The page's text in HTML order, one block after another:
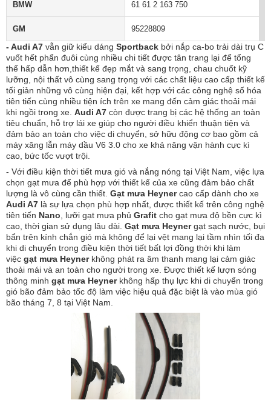
BMW 61 61 2 163 750
GM 95228809
- Audi A7 vẫn giữ kiểu dáng Sportback bởi nắp ca-bo trải dài trụ C
vuốt hết phẩn đuôi cùng nhiều chi tiết được tân trang lại để tổng
thể hấp dẫn hơn,thiết kế đẹp mắt và sang trọng, chau chuốt kỹ
lưỡng, nội thất vô cùng sang trọng với các chất liệu cao cấp thiết kế
tối giản những vô cùng hiện đại, kết hợp với các công nghệ số hóa
tiên tiến cùng nhiều tiện ích trên xe mang đến cảm giác thoải mái
khi ngồi trong xe. Audi A7 còn được trang bị các hệ thống an toàn
tiêu chuẩn, hỗ trợ lái xe giúp cho người điều khiển thuận tiện và
đảm bảo an toàn cho việc di chuyển, sở hữu động cơ bao gồm cả
máy xăng lẫn máy dầu V6 3.0 cho xe khả năng vận hành cực kì
cao, bức tốc vượt trội.
- Với điều kiện thời tiết mưa gió và nắng nóng tại Việt Nam, việc lựa
chọn gạt mưa để phù hợp với thiết kế của xe cũng đảm bảo chất
lượng là vô cùng cần thiết. Gạt mưa Heynercao cấp dành cho xe
Audi A7 là sự lựa chọn phù hợp nhất, được thiết kế trên công nghệ
tiên tiến Nano , lưỡi gạt mưa phủ Grafit cho gạt mưa độ bền cực kì
cao, thời gian sử dụng lâu dài. Gạt mưa Heynergạt sạch nước, bụi
bẩn trên kính chắn gió mà không để lại vệt mang lại tầm nhìn tối đa
khi di chuyển trong điều kiện thời tiết bất lợi đồng thời khi làm
việc gạt mưa Heynerkhông phát ra âm thanh mang lại cảm giác
thoải mái và an toàn cho người trong xe. Được thiết kế lượn sóng
thông minh gạt mưa Heynerkhông hấp thụ lực khi di chuyển trong
gió bão đảm bảo tốc độ làm việc hiệu quả đặc biệt là vào mùa gió
bão tháng 7, 8 tại Việt Nam.